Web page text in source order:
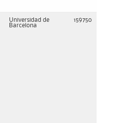
Universidad de
Barcelona
159750